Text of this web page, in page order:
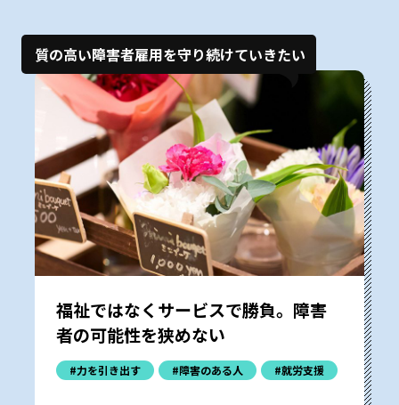
質の高い障害者雇用を守り続けていきたい
福祉ではなくサービスで勝負。障害
者の可能性を狭めない
#力を引き出す #障害のある人 #就労支援